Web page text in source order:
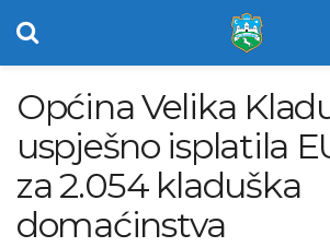
Općina Velika
uspješno isplatila
za 2.054 kladuška
domaćinstva